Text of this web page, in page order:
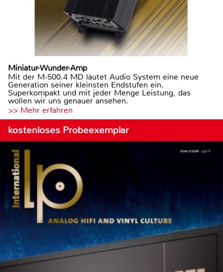
Miniatur-Wunder-Amp
Mit der M-500.4 MD läutet Audio System eine neue
Generation seiner kleinsten Endstufen ein.
Superkompakt und mit jeder Menge Leistung, das
wollen wir uns genauer ansehen.
>> Mehr erfahren
kostenloses Probeexemplar